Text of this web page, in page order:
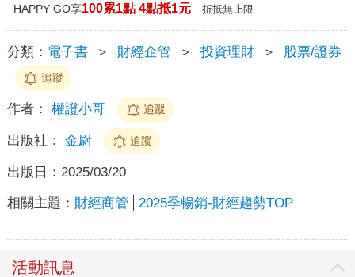
HAPPY GO享100累1點 4點抵1元 折抵無上限
分類： 電子書 ＞ 財經企管 ＞ 投資理財 ＞ 股票/證券
追蹤
作者： 權證小哥 追蹤
出版社： 金尉 追蹤
出版日： 2025/03/20
相關主題： 財經商管 2025季暢銷-財經趨勢TOP
活動訊息